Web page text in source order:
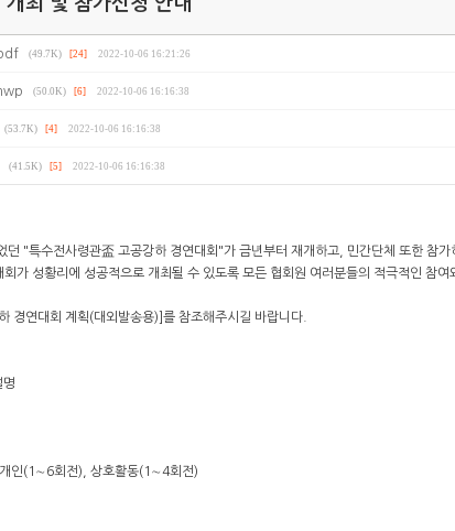
(49.7K) [24] 2022-10-06 16:21:26
(50.0K) [6] 2022-10-06 16:16:38
(53.7K) [4] 2022-10-06 16:16:38
(41.5K) [5] 2022-10-06 16:16:38
"특수전사령관盃 고공강하 경연대회"가 금년부터 재개하고, 민간단체 또한 참가
가 성황리에 성공적으로 개최될 수 있도록 모든 협회원 여러분들의 적극적인 참여
경연대회 계획(대외발송용)]를 참조해주시길 바랍니다.
명
인(1∼6회전), 상호활동(1∼4회전)